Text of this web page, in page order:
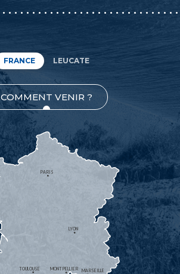
FRANCE LEUCATE
COMMENT VENIR ?
MONTPELLIER MARSEILLE
TOULOUSE
LYON
PARIS